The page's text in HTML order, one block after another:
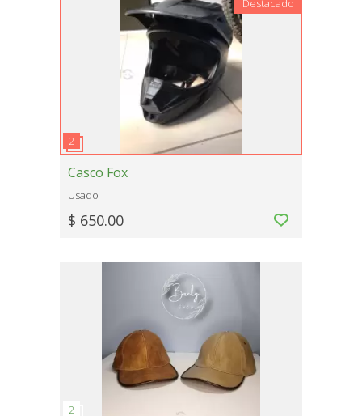
Destacado
Casco Fox
Usado
$ 650.00